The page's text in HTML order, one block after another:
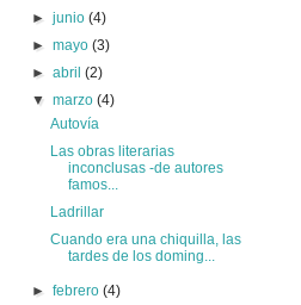
►junio(4)
►mayo(3)
►abril(2)
▼marzo(4)
Autovía
Las obras literarias
inconclusas -de autores
famos...
Ladrillar
Cuando era una chiquilla, las
tardes de los doming...
►febrero(4)